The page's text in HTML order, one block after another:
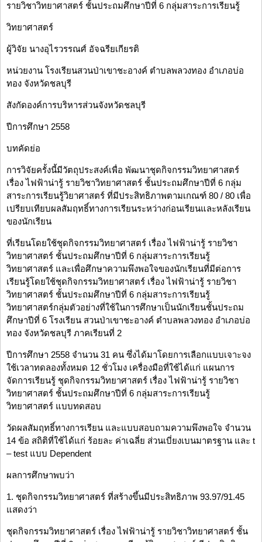
รายวิชาวิทยาศาสตร์ ชั้นประถมศึกษาปีที่ 6 กลุ่มสาระการเรียนรู้
วิทยาศาสตร์
ผู้วิจัย นางอุไรวรรณศ์ อัจฉรียเกียรติ
หน่วยงาน โรงเรียนสวนป่าเขาชะอางค์ ตำบลพลวงทอง อำเภอบ่อ
ทอง จังหวัดชลบุรี
สังกัดองค์การบริหารส่วนจังหวัดชลบุรี
ปีการศึกษา 2558
บทคัดย่อ
การวิจัยครั้งนี้มีวัตถุประสงค์เพื่อ พัฒนาชุดกิจกรรมวิทยาศาสตร์
เรื่อง ไฟฟ้าน่ารู้ รายวิชาวิทยาศาสตร์ ชั้นประถมศึกษาปีที่ 6 กลุ่ม
สาระการเรียนรู้วิยาศาสตร์ ที่มีประสิทธิภาพตามเกณฑ์ 80 / 80 เพื่อ
เปรียบเทียบผลสัมฤทธิ์ทางการเรียนระหว่างก่อนเรียนและหลังเรียน
ของนักเรียน
ที่เรียนโดยใช้ชุดกิจกรรมวิทยาศาสตร์ เรื่อง ไฟฟ้าน่ารู้ รายวิชา
วิทยาศาสตร์ ชั้นประถมศึกษาปีที่ 6 กลุ่มสาระการเรียนรู้
วิทยาศาสตร์ และเพื่อศึกษาความพึงพอใจของนักเรียนที่มีต่อการ
เรียนรู้โดยใช้ชุดกิจกรรมวิทยาศาสตร์ เรื่อง ไฟฟ้าน่ารู้ รายวิชา
วิทยาศาสตร์ ชั้นประถมศึกษาปีที่ 6 กลุ่มสาระการเรียนรู้
วิทยาศาสตร์กลุ่มตัวอย่างที่ใช้ในการศึกษาเป็นนักเรียนชั้นประถม
ศึกษาปีที่ 6 โรงเรียน สวนป่าเขาชะอางค์ ตำบลพลวงทอง อำเภอบ่อ
ทอง จังหวัดชลบุรี ภาคเรียนที่ 2
ปีการศึกษา 2558 จำนวน 31 คน ซึ่งได้มาโดยการเลือกแบบเจาะจง
ใช้เวลาทดลองทั้งหมด 12 ชั่วโมง เครื่องมือที่ใช้ได้แก่ แผนการ
จัดการเรียนรู้ ชุดกิจกรรมวิทยาศาสตร์ เรื่อง ไฟฟ้าน่ารู้ รายวิชา
วิทยาศาสตร์ ชั้นประถมศึกษาปีที่ 6 กลุ่มสาระการเรียนรู้
วิทยาศาสตร์ แบบทดสอบ
วัดผลสัมฤทธิ์ทางการเรียน และแบบสอบถามความพึงพอใจ จำนวน
14 ข้อ สถิติที่ใช้ได้แก่ ร้อยละ ค่าเฉลี่ย ส่วนเบี่ยงเบนมาตรฐาน และ t
– test แบบ Dependent
ผลการศึกษาพบว่า
1. ชุดกิจกรรมวิทยาศาสตร์ ที่สร้างขึ้นมีประสิทธิภาพ 93.97/91.45
แสดงว่า
ชุดกิจกรรมวิทยาศาสตร์ เรื่อง ไฟฟ้าน่ารู้ รายวิชาวิทยาศาสตร์ ชั้น